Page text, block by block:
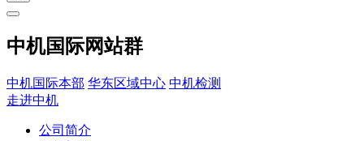
中机国际网站群
中机国际本部 华东区域中心 中机检测
走进中机
公司简介